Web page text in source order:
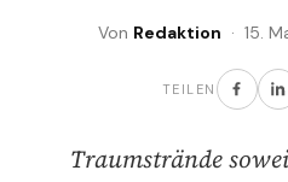
Von Redaktion · 15.
TEILEN
Traumstrände